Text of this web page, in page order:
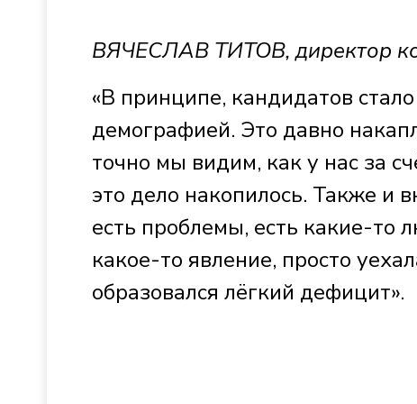
ВЯЧЕСЛАВ ТИТОВ, директор
«В принципе, кандидатов
демографией. Это давно
точно мы видим, как у нас за
это дело накопилось. Также и
есть проблемы, есть какие-то
какое-то явление, просто
образовался лёгкий дефицит».